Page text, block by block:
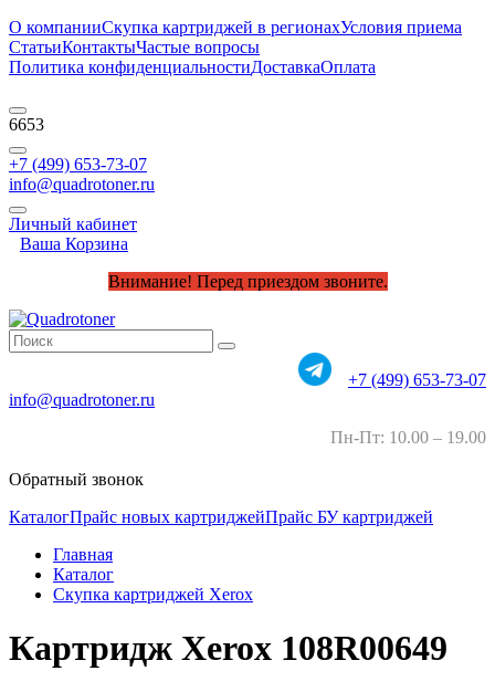
О компанииСкупка картриджей в регионахУсловия приема
СтатьиКонтактыЧастые вопросы
Политика конфиденциальностиДоставкаОплата
6653
+7 (499) 653-73-07
info@quadrotoner.ru
Личный кабинет
Ваша Корзина
Внимание! Перед приездом звоните.
+7 (499) 653-73-07
info@quadrotoner.ru
Пн-Пт: 10.00 – 19.00
Обратный звонок
КаталогПрайс новых картриджейПрайс БУ картриджей
Главная
Каталог
Скупка картриджей Xerox
Картридж Xerox 108R00649